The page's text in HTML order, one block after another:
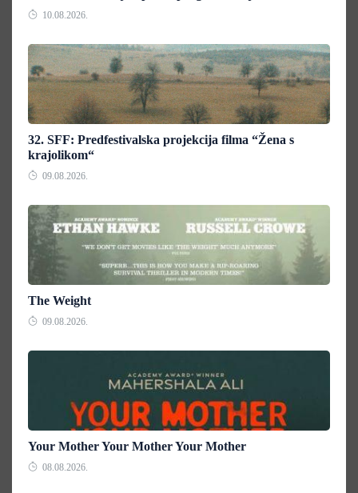
10.08.2026.
32. SFF: Predfestivalska projekcija filma “Žena s
krajolikom“
09.08.2026.
The Weight
09.08.2026.
Your Mother Your Mother Your Mother
08.08.2026.